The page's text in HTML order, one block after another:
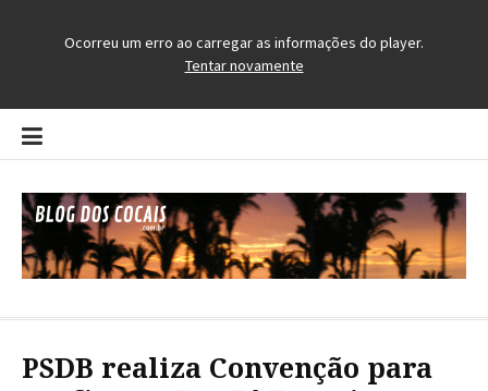
Pular
para
conteúdo
PSDB realiza Convenção para